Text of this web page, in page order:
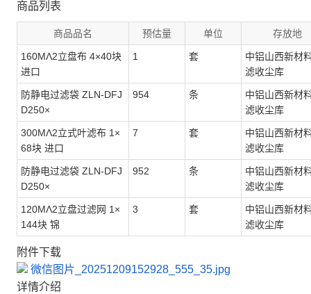
商品列表
商品品名 预估量 单位 存放地
160MΛ2立盘布 4×40块
进口
1 套
中铝山西新材
滤收尘库
防静电过滤袋 ZLN-DFJ
D250×
954 条
中铝山西新材
滤收尘库
300MΛ2立式叶滤布 1×
68块 进口
7 套
中铝山西新材
滤收尘库
防静电过滤袋 ZLN-DFJ
D250×
952 条
中铝山西新材
滤收尘库
120MΛ2立盘过滤网 1×
144块 锦
3 套
中铝山西新材
滤收尘库
附件下载
微信图片_20251209152928_555_35.jpg
详情介绍